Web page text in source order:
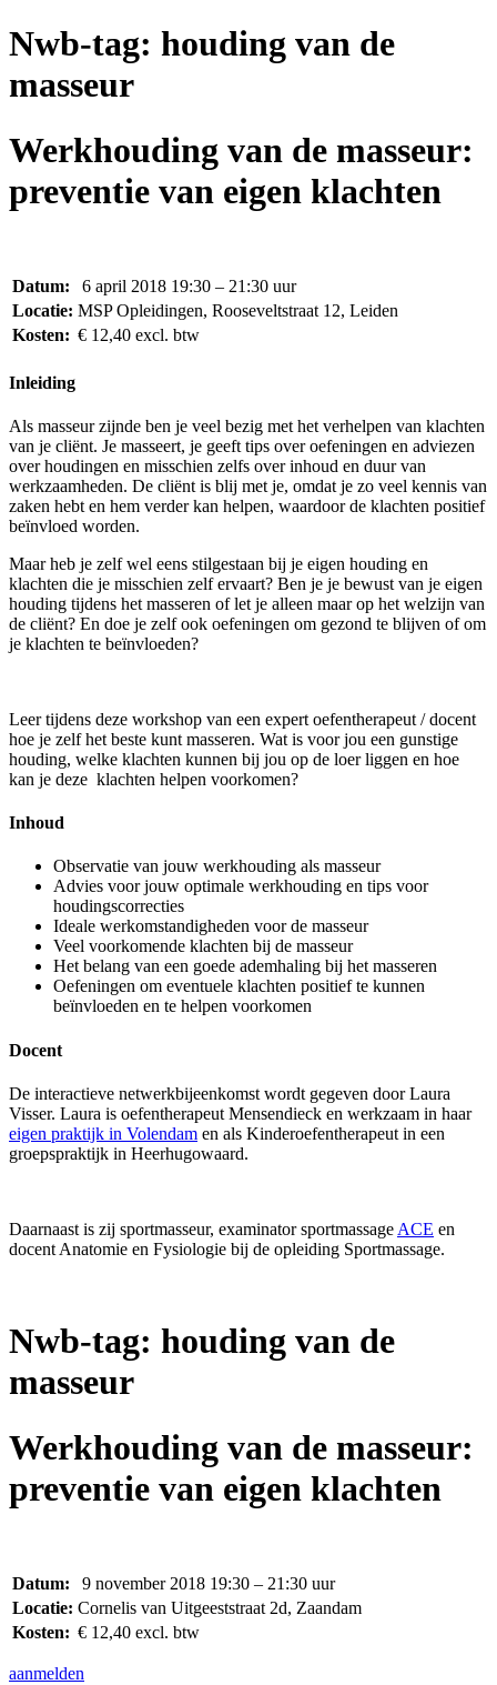
Nwb-tag: houding van de
masseur
Werkhouding van de masseur:
preventie van eigen klachten
Datum:
6 april 2018 19:30 – 21:30 uur
Locatie: MSP Opleidingen, Rooseveltstraat 12, Leiden
Kosten: € 12,40 excl. btw
Inleiding
Als masseur zijnde ben je veel bezig met het verhelpen van klachten
van je cliënt. Je masseert, je geeft tips over oefeningen en adviezen
over houdingen en misschien zelfs over inhoud en duur van
werkzaamheden. De cliënt is blij met je, omdat je zo veel kennis van
zaken hebt en hem verder kan helpen, waardoor de klachten positief
beïnvloed worden.
Maar heb je zelf wel eens stilgestaan bij je eigen houding en
klachten die je misschien zelf ervaart? Ben je je bewust van je eigen
houding tijdens het masseren of let je alleen maar op het welzijn van
de cliënt? En doe je zelf ook oefeningen om gezond te blijven of om
je klachten te beïnvloeden?
Leer tijdens deze workshop van een expert oefentherapeut / docent
hoe je zelf het beste kunt masseren. Wat is voor jou een gunstige
houding, welke klachten kunnen bij jou op de loer liggen en hoe
kan je deze klachten helpen voorkomen?
Inhoud
Observatie van jouw werkhouding als masseur
Advies voor jouw optimale werkhouding en tips voor
houdingscorrecties
Ideale werkomstandigheden voor de masseur
Veel voorkomende klachten bij de masseur
Het belang van een goede ademhaling bij het masseren
Oefeningen om eventuele klachten positief te kunnen
beïnvloeden en te helpen voorkomen
Docent
De interactieve netwerkbijeenkomst wordt gegeven door Laura
Visser. Laura is oefentherapeut Mensendieck en werkzaam in haar
eigen praktijk in Volendam en als Kinderoefentherapeut in een
groepspraktijk in Heerhugowaard.
Daarnaast is zij sportmasseur, examinator sportmassage ACE en
docent Anatomie en Fysiologie bij de opleiding Sportmassage.
Nwb-tag: houding van de
masseur
Werkhouding van de masseur:
preventie van eigen klachten
Datum:
9 november 2018 19:30 – 21:30 uur
Locatie: Cornelis van Uitgeeststraat 2d, Zaandam
Kosten: € 12,40 excl. btw
aanmelden